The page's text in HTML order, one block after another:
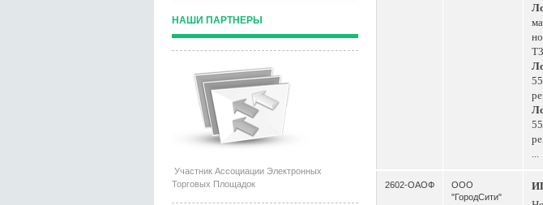
НАШИ ПАРТНЕРЫ
Участник Ассоциации Электронных
Торговых Площадок
...
2602-ОАОФ
ООО
"ГородСити"